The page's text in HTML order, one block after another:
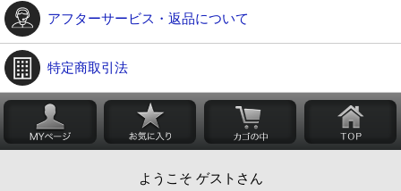
アフターサービス・返品について
特定商取引法
ようこそ ゲストさん